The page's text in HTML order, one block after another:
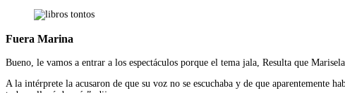
Fuera Marina
Bueno, le vamos a entrar a los espectáculos porque el tema jala, Resulta que
A la intérprete la acusaron de que su voz no se escuchaba y de que aparentemente